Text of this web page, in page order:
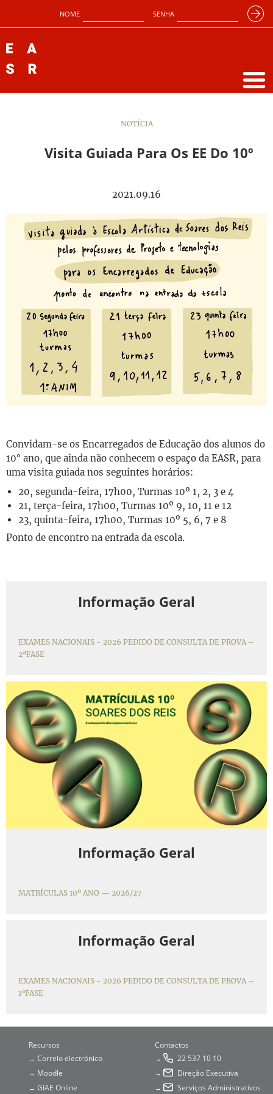
NOME SENHA
NOTÍCIA
Visita Guiada Para Os EE Do 10º
2021.09.16
Convidam-se os Encarregados de Educação dos alunos do
10° ano, que ainda não conhecem o espaço da EASR, para
uma visita guiada nos seguintes horários:
20, segunda-feira, 17h00, Turmas 10º 1, 2, 3 e 4
21, terça-feira, 17h00, Turmas 10º 9, 10, 11 e 12
23, quinta-feira, 17h00, Turmas 10º 5, 6, 7 e 8
Ponto de encontro na entrada da escola.
Informação Geral
EXAMES NACIONAIS - 2026 PEDIDO DE CONSULTA DE PROVA –
2ªFASE
Informação Geral
MATRÍCULAS 10º ANO — 2026/27
Informação Geral
EXAMES NACIONAIS - 2026 PEDIDO DE CONSULTA DE PROVA –
1ªFASE
Recursos
→ Correio electrónico
→ Moodle
→ GIAE Online
Contactos
→ 22 537 10 10
→ Direção Executiva
→ Serviços Administrativos